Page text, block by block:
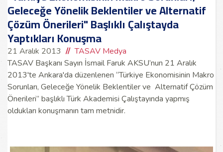
Geleceğe Yönelik Beklentiler ve Alternatif
Çözüm Önerileri" Başlıklı Çalıştayda
Yaptıkları Konuşma
21 Aralık 2013
TASAV Medya
TASAV Başkanı Sayın İsmail Faruk AKSU’nun 21 Aralık
2013'te Ankara'da düzenlenen “Türkiye Ekonomisinin Makro
Sorunları, Geleceğe Yönelik Beklentiler ve Alternatif Çözüm
Önerileri” başlıklı Türk Akademisi Çalıştayında yapmış
oldukları konuşmanın tam metnidir.